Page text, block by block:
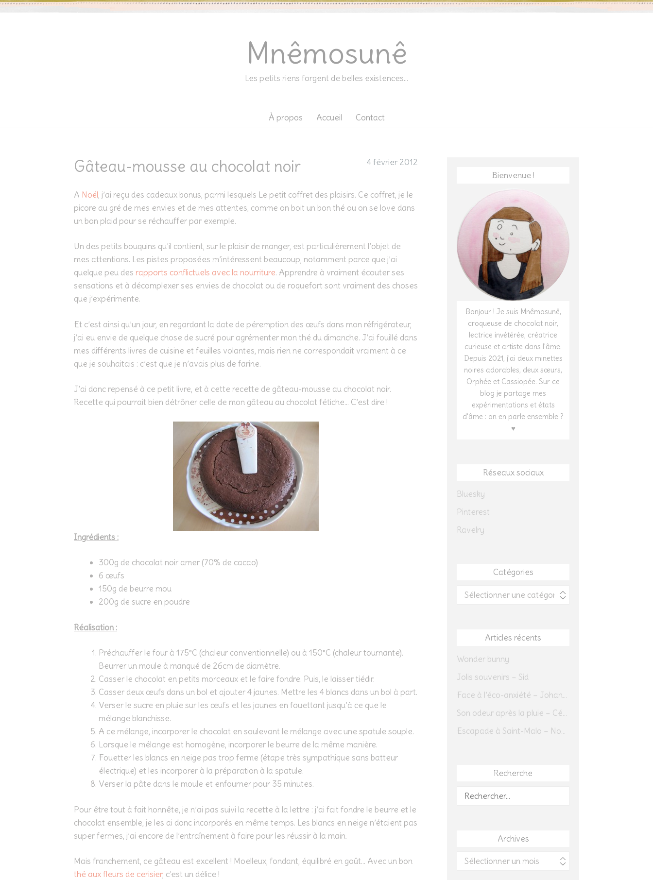
Mnêmosunê
Les petits riens forgent de belles existences…
À propos Accueil Contact
Gâteau-mousse au chocolat noir 4 février 2012
A Noël, j’ai reçu des cadeaux bonus, parmi lesquels Le petit coffret des plaisirs. Ce coffret, je le
picore au gré de mes envies et de mes attentes, comme on boit un bon thé ou on se love dans
un bon plaid pour se réchauffer par exemple.
Un des petits bouquins qu’il contient, sur le plaisir de manger, est particulièrement l’objet de
mes attentions. Les pistes proposées m’intéressent beaucoup, notamment parce que j’ai
quelque peu des rapports conflictuels avec la nourriture. Apprendre à vraiment écouter ses
sensations et à décomplexer ses envies de chocolat ou de roquefort sont vraiment des choses
que j’expérimente.
Et c’est ainsi qu’un jour, en regardant la date de péremption des œufs dans mon réfrigérateur,
j’ai eu envie de quelque chose de sucré pour agrémenter mon thé du dimanche. J’ai fouillé dans
mes différents livres de cuisine et feuilles volantes, mais rien ne correspondait vraiment à ce
que je souhaitais : c’est que je n’avais plus de farine.
J’ai donc repensé à ce petit livre, et à cette recette de gâteau-mousse au chocolat noir.
Recette qui pourrait bien détrôner celle de mon gâteau au chocolat fétiche… C’est dire !
Ingrédients :
300g de chocolat noir amer (70% de cacao)
6 œufs
150g de beurre mou
200g de sucre en poudre
Réalisation :
Préchauffer le four à 175°C (chaleur conventionnelle) ou à 150°C (chaleur tournante).
Beurrer un moule à manqué de 26cm de diamètre.
Casser le chocolat en petits morceaux et le faire fondre. Puis, le laisser tiédir.
Casser deux œufs dans un bol et ajouter 4 jaunes. Mettre les 4 blancs dans un bol à part.
Verser le sucre en pluie sur les œufs et les jaunes en fouettant jusqu’à ce que le
mélange blanchisse.
A ce mélange, incorporer le chocolat en soulevant le mélange avec une spatule souple.
Lorsque le mélange est homogène, incorporer le beurre de la même manière.
Fouetter les blancs en neige pas trop ferme (étape très sympathique sans batteur
électrique) et les incorporer à la préparation à la spatule.
Verser la pâte dans le moule et enfourner pour 35 minutes.
Pour être tout à fait honnête, je n’ai pas suivi la recette à la lettre : j’ai fait fondre le beurre et le
chocolat ensemble, je les ai donc incorporés en même temps. Les blancs en neige n’étaient pas
super fermes, j’ai encore de l’entraînement à faire pour les réussir à la main.
Mais franchement, ce gâteau est excellent ! Moelleux, fondant, équilibré en goût… Avec un bon
thé aux fleurs de cerisier, c’est un délice !
Bienvenue !
Bonjour ! Je suis Mnêmosunê,
croqueuse de chocolat noir,
lectrice invétérée, créatrice
curieuse et artiste dans l'âme.
Depuis 2021, j'ai deux minettes
noires adorables, deux sœurs,
Orphée et Cassiopée. Sur ce
blog je partage mes
expérimentations et états
d'âme : on en parle ensemble ?
♥
Réseaux sociaux
Bluesky
Pinterest
Ravelry
Catégories
Catégories
Articles récents
Wonder bunny
Jolis souvenirs – Sid
Face à l’éco-anxiété – Johannes Herrmann
Son odeur après la pluie – Cédric Sapin-Defour
Escapade à Saint-Malo – Novembre 2025 – Jour 1
Recherche
Rechercher :
Archives
Archives